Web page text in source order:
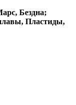
Бездна;
Пластиды,